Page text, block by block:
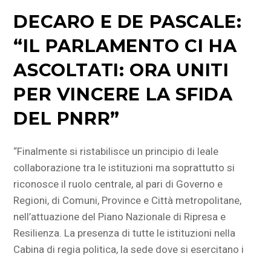
DECARO E DE PASCALE:
“IL PARLAMENTO CI HA
ASCOLTATI: ORA UNITI
PER VINCERE LA SFIDA
DEL PNRR”
“Finalmente si ristabilisce un principio di leale
collaborazione tra le istituzioni ma soprattutto si
riconosce il ruolo centrale, al pari di Governo e
Regioni, di Comuni, Province e Città metropolitane,
nell’attuazione del Piano Nazionale di Ripresa e
Resilienza. La presenza di tutte le istituzioni nella
Cabina di regia politica, la sede dove si esercitano i